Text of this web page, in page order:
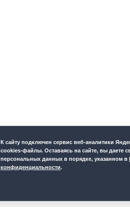
К cайту подключен сервис веб-аналитики
cookies-файлы. Оставаясь на сайте, вы даете
персональных данных в порядке, указанном в
конфиденциальности.